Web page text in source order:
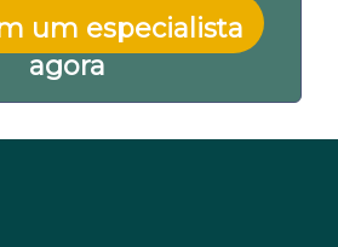
um especialista
agora